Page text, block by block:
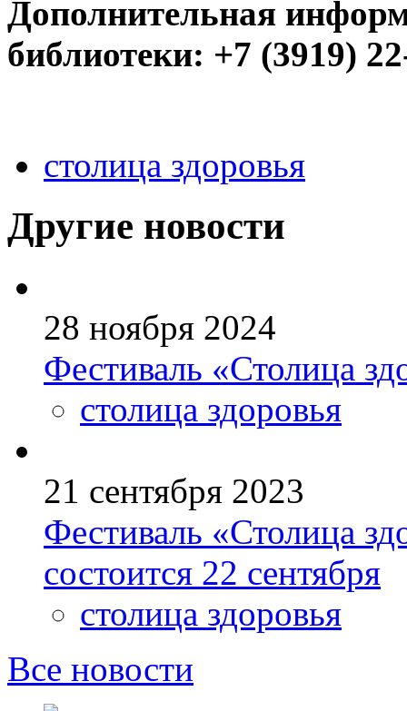
Дополнительная
библиотеки: +7 (3919)
столица здоровья
Другие новости
28 ноября 2024
Фестиваль «Столица
столица здоровья
21 сентября 2023
Фестиваль «Столица
состоится 22 сентября
столица здоровья
Все новости